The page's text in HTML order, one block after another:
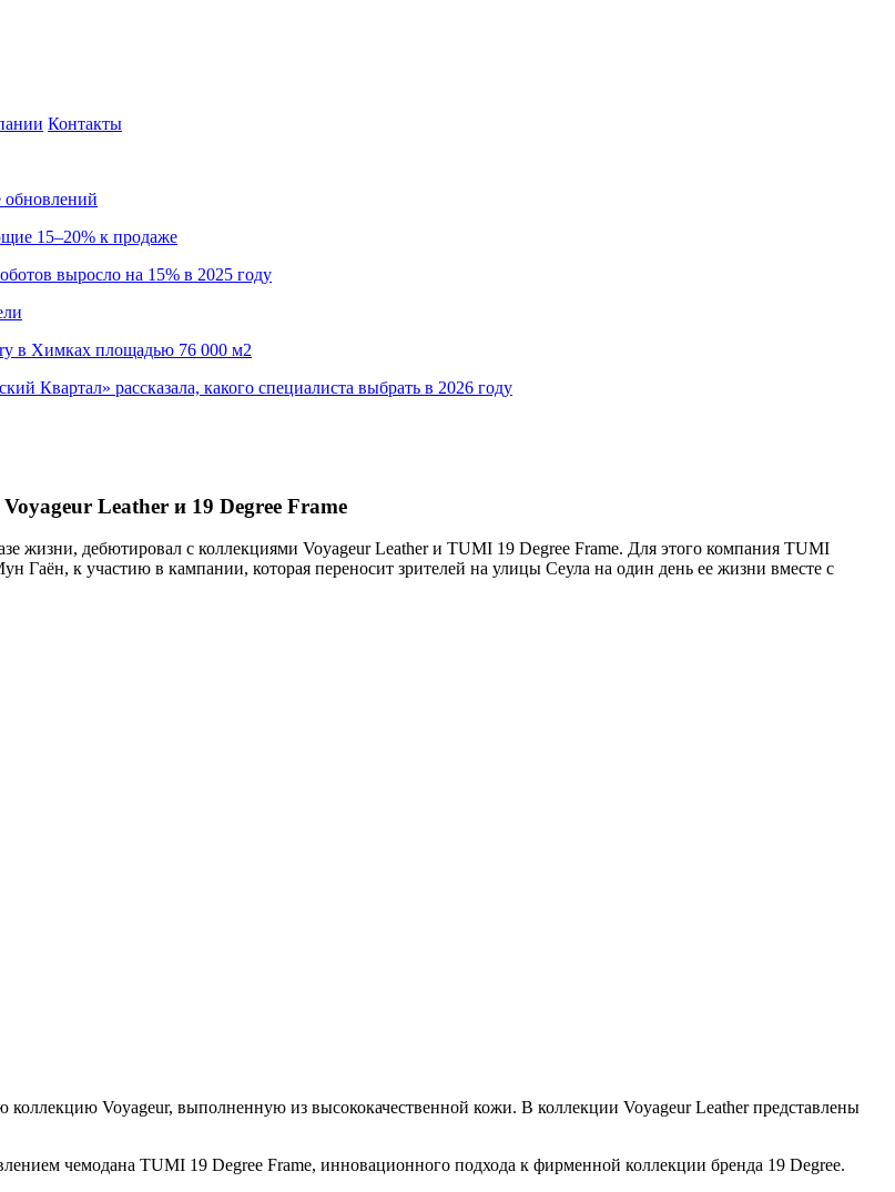
Контакты
обновлений
15–20% к продаже
выросло на 15% в 2025 году
в Химках площадью 76 000 м2
Квартал» рассказала, какого специалиста выбрать в 2026 году
Leather и 19 Degree Frame
дебютировал с коллекциями Voyageur Leather и TUMI 19 Degree Frame. Для этого компания TUMI
Гаён, к участию в кампании, которая переносит зрителей на улицы Сеула на один день ее жизни вместе с
Voyageur, выполненную из высококачественной кожи. В коллекции Voyageur Leather представлены
чемодана TUMI 19 Degree Frame, инновационного подхода к фирменной коллекции бренда 19 Degree.